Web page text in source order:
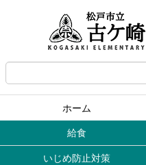
ホーム
給食
いじめ防止対策